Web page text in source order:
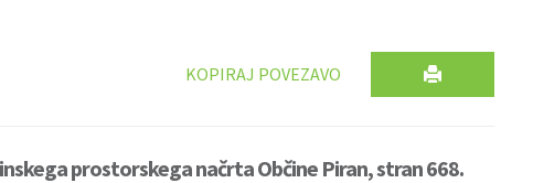
KOPIRAJ POVEZAVO
prostorskega načrta Občine Piran, stran 668.